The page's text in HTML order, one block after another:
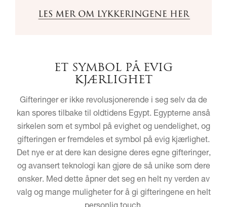
ET SYMBOL PÅ EVIG
KJÆRLIGHET
Gifteringer er ikke revolusjonerende i seg selv da de
kan spores tilbake til oldtidens Egypt. Egypterne anså
sirkelen som et symbol på evighet og uendelighet, og
gifteringen er fremdeles et symbol på evig kjærlighet.
Det nye er at dere kan designe deres egne gifteringer,
og avansert teknologi kan gjøre de så unike som dere
ønsker. Med dette åpner det seg en helt ny verden av
valg og mange muligheter for å gi gifteringene en helt